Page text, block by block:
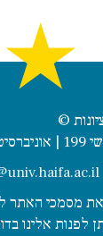
★
את מסמכי האתר
לפנות אלינו